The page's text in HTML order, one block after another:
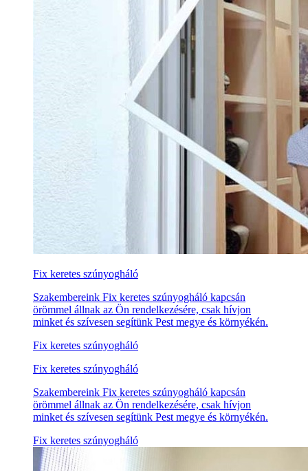
Fix keretes szúnyogháló
Szakembereink Fix keretes szúnyogháló kapcsán
örömmel állnak az Ön rendelkezésére, csak hívjon
minket és szívesen segítünk Pest megye és környékén.
Fix keretes szúnyogháló
Fix keretes szúnyogháló
Szakembereink Fix keretes szúnyogháló kapcsán
örömmel állnak az Ön rendelkezésére, csak hívjon
minket és szívesen segítünk Pest megye és környékén.
Fix keretes szúnyogháló